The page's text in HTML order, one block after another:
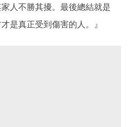
人不勝其擾。最後總結就是
是真正受到傷害的人。』